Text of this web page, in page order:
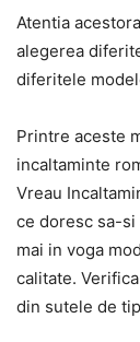
Atentia
alegerea
diferitele
Printre aceste
incaltaminte
Vreau
ce doresc sa-
mai in voga
calitate.
din sutele de